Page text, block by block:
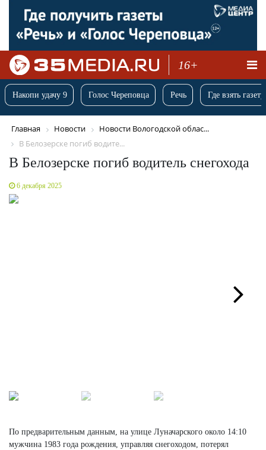
16+
Накопи удачу 9 Голос Череповца Речь Где взять
Главная Новости
Новости Вологодской облас...
В Белозерске погиб водите...
В Белозерске погиб водитель снегохода
6 декабря 2025
По предварительным данным, на улице Луначарского около 14:10
мужчина 1983 года рождения, управляя снегоходом, потерял